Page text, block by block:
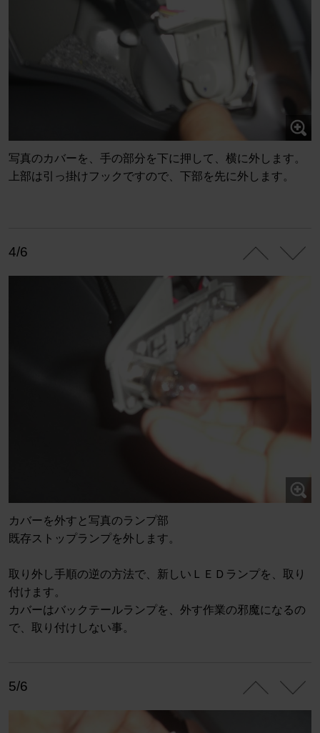
写真のカバーを、手の部分を下に押して、横に外します。
上部は引っ掛けフックですので、下部を先に外します。
4/6
カバーを外すと写真のランプ部
既存ストップランプを外します。
取り外し手順の逆の方法で、新しいＬＥＤランプを、取り
付けます。
カバーはバックテールランプを、外す作業の邪魔になるの
で、取り付けしない事。
5/6